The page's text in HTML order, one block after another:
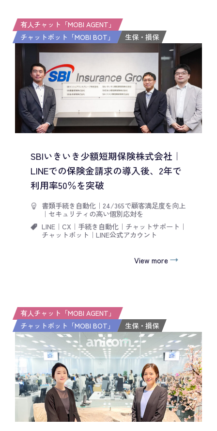
有人チャット「MOBI AGENT」
チャットボット「MOBI BOT」
生保・損保
SBIいきいき少額短期保険株式会社｜
LINEでの保険金請求の導入後、2年で
利用率50％を突破
書類手続き自動化｜ 24/365で顧客満足度を向上
｜ セキュリティの高い個別応対を
LINE｜ CX ｜ 手続き自動化｜ チャットサポート ｜
チャットボット ｜ LINE公式アカウント
View more
有人チャット「MOBI AGENT」
チャットボット「MOBI BOT」
生保・損保